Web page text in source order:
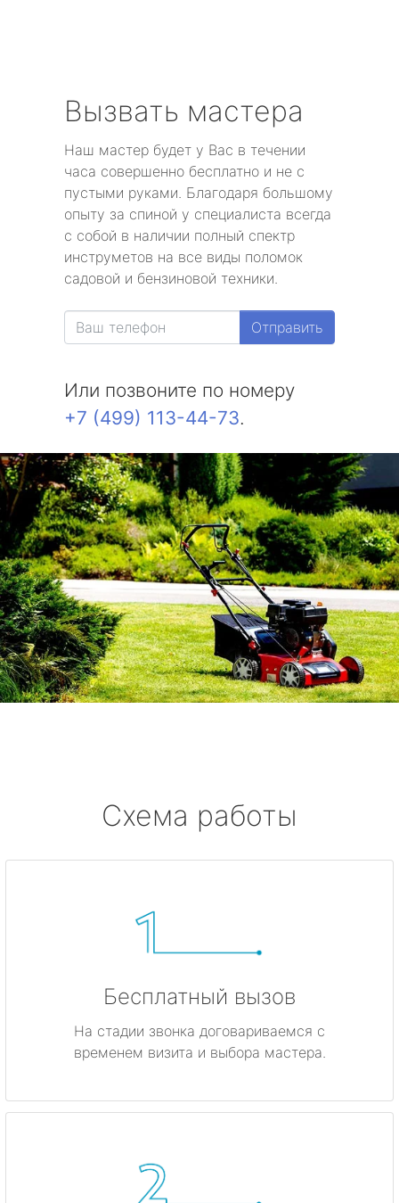
Вызвать мастера
Наш мастер будет у Вас в течении
часа совершенно бесплатно и не с
пустыми руками. Благодаря большому
опыту за спиной у специалиста всегда
с собой в наличии полный спектр
инструметов на все виды поломок
садовой и бензиновой техники.
Отправить
Или позвоните по номеру
+7 (499) 113-44-73.
Схема работы
Бесплатный вызов
На стадии звонка договариваемся с
временем визита и выбора мастера.